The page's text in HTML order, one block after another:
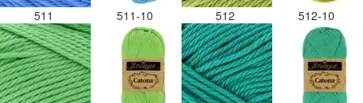
511 511-10 512 512-10